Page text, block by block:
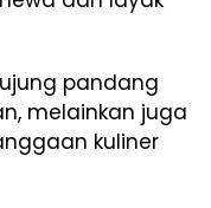
pandang
melainkan juga
kuliner